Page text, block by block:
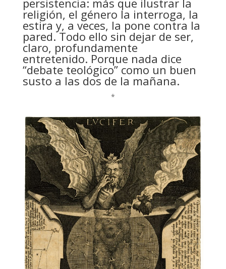
persistencia: más que ilustrar la
religión, el género la interroga, la
estira y, a veces, la pone contra la
pared. Todo ello sin dejar de ser,
claro, profundamente
entretenido. Porque nada dice
“debate teológico” como un buen
susto a las dos de la mañana.
*